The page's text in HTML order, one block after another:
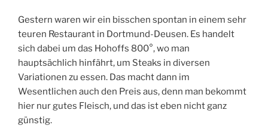
Gestern waren wir ein bisschen spontan in einem sehr
teuren Restaurant in Dortmund-Deusen. Es handelt
sich dabei um das Hohoffs 800°, wo man
hauptsächlich hinfährt, um Steaks in diversen
Variationen zu essen. Das macht dann im
Wesentlichen auch den Preis aus, denn man bekommt
hier nur gutes Fleisch, und das ist eben nicht ganz
günstig.